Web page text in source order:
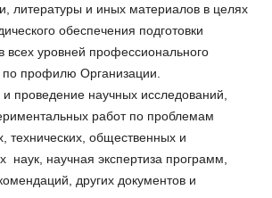
литературы и иных материалов в целях
обеспечения подготовки
всех уровней профессионального
по профилю Организации.
проведение научных исследований,
работ по проблемам
технических, общественных и
наук, научная экспертиза программ,
других документов и